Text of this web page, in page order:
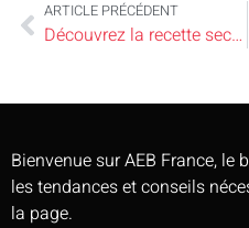
ARTICLE PRÉCÉDENT
Découvrez la recette secrète d’une lessive maison plus efficace que l’industrielle
Bienvenue sur AEB France,
les tendances et conseils
la page.